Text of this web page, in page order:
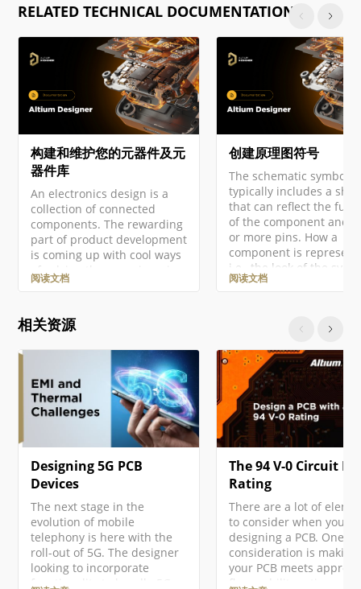
RELATED TECHNICAL DOCUMENTATION
构建和维护您的元器件及元
器件库
An electronics design is a
collection of connected
components. The rewarding
part of product development
is coming up with cool ways
of solving those engineering
challenges and connecting
your unique design.
However, a large part of the
work, and to many
designers, the more tedious
part, is creating the
components. While it might
not be exciting, the
components become a…
阅读文档
创建原理图符号
The schematic symbol
typically includes a
that can reflect the
of the component and
or more pins. How a
component is
i.e., the look of the
and arrangement of
done to comply with the
organization and the
standards you choose to
adopt. One component
symbol can represent
阅读文档
相关资源
Designing 5G PCB
Devices
The next stage in the
evolution of mobile
telephony is here with the
roll-out of 5G. The designer
looking to incorporate
functionality to handle 5G
The 94 V-0 Circuit
Rating
There are a lot of
to consider when you
designing a PCB. One
consideration is
your PCB meets
flammability ratings. If